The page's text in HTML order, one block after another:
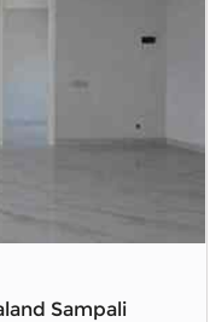
Sampali